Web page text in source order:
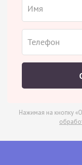
Нажимая на кнопку